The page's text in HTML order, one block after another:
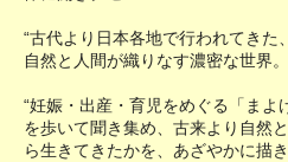
“古代より日本各地で行われてきた
自然と人間が織りなす濃密な世界。
“妊娠・出産・育児をめぐる「まよ
を歩いて聞き集め、古来より自然
ら生きてきたかを、あざやかに描